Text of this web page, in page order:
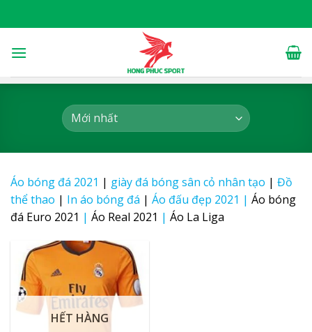
to
Áo bóng đá 2021 | giày đá bóng sân cỏ nhân tạo | Đồ
thể thao | In áo bóng đá | Áo đấu đẹp 2021 | Áo bóng
đá Euro 2021 | Áo Real 2021 | Áo La Liga
HẾT HÀNG